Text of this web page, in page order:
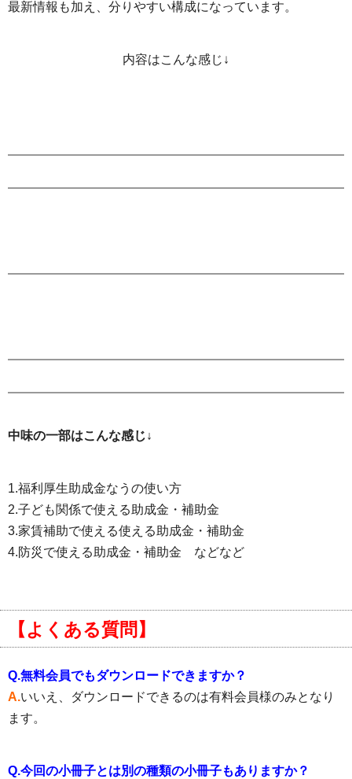
最新情報も加え、分りやすい構成になっています。
内容はこんな感じ↓
中味の一部はこんな感じ↓
1.福利厚生助成金なうの使い方
2.子ども関係で使える助成金・補助金
3.家賃補助で使える使える助成金・補助金
4.防災で使える助成金・補助金 などなど
【よくある質問】
Q.無料会員でもダウンロードできますか？
A.いいえ、ダウンロードできるのは有料会員様のみとなり
ます。
Q.今回の小冊子とは別の種類の小冊子もありますか？